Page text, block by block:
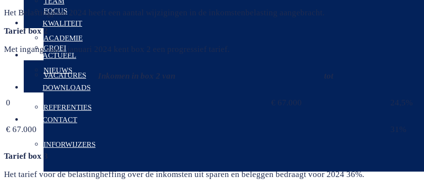
FOCUS
GROEI
ACADEMIE
VACATURES
KWALITEIT
ACTUEEL
NIEUWS
REFERENTIES
INFORWIJZERS
DOWNLOADS
CONTACT
Het Belastingplan 2024 heeft een aantal wijzigingen in de inkomstenbelasting aangebracht.
Tarief box 2
Met ingang van 1 januari 2024 kent box 2 een progressief tarief.
Inkomen in box 2 van tot
0 € 67.000 24,5%
€ 67.000 31%
Tarief box 3
Het tarief voor de belastingheffing over de inkomsten uit sparen en beleggen bedraagt voor 2024 36%.